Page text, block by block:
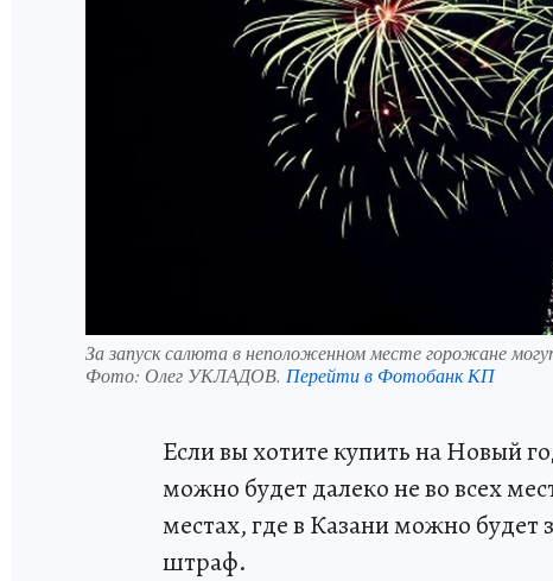
За запуск салюта в неположенном месте горожане
Фото: Олег УКЛАДОВ. Перейти в Фотобанк КП
Если вы хотите купить на Новый
можно будет далеко не во всех
местах, где в Казани можно будет
штраф.